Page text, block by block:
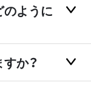
のように
か？